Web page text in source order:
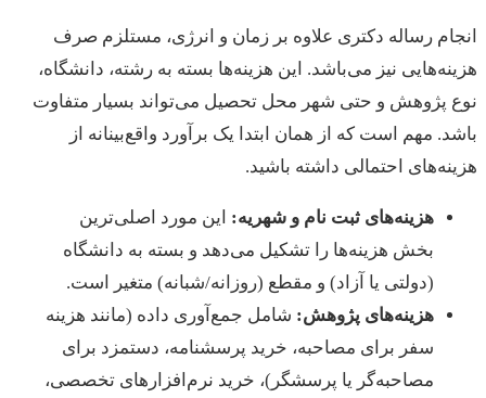
انجام رساله دکتری علاوه بر زمان و انرژی، مستلزم صرف
هزینه‌هایی نیز می‌باشد. این هزینه‌ها بسته به رشته، دانشگاه،
نوع پژوهش و حتی شهر محل تحصیل می‌تواند بسیار متفاوت
باشد. مهم است که از همان ابتدا یک برآورد واقع‌بینانه از
هزینه‌های احتمالی داشته باشید.
هزینه‌های ثبت نام و شهریه: این مورد اصلی‌ترین
بخش هزینه‌ها را تشکیل می‌دهد و بسته به دانشگاه
(دولتی یا آزاد) و مقطع (روزانه/شبانه) متغیر است.
هزینه‌های پژوهش: شامل جمع‌آوری داده (مانند هزینه
سفر برای مصاحبه، خرید پرسشنامه، دستمزد برای
مصاحبه‌گر یا پرسشگر)، خرید نرم‌افزارهای تخصصی،